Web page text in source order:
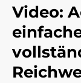
Video: